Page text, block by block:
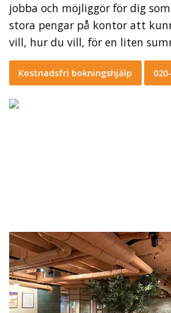
jobba och möjliggör för dig
stora pengar på kontor att
vill, hur du vill, för en liten
Kostnadsfri bokningshjälp